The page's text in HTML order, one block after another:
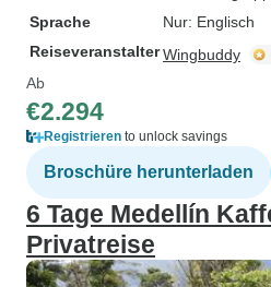
Sprache
Nur: Englisch
ReiseveranstalterWingbuddy
Ab
€2.294
Registrieren to unlock savings
Broschüre herunterladen
6 Tage Medellín
Privatreise